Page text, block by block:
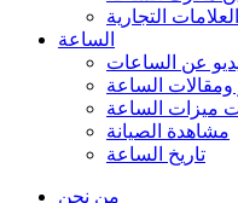
التجارية
الساعة
عن الساعات
ومقالات الساعة
ميزات الساعة
مشاهدة الصيانة
تاريخ الساعة
من نحن